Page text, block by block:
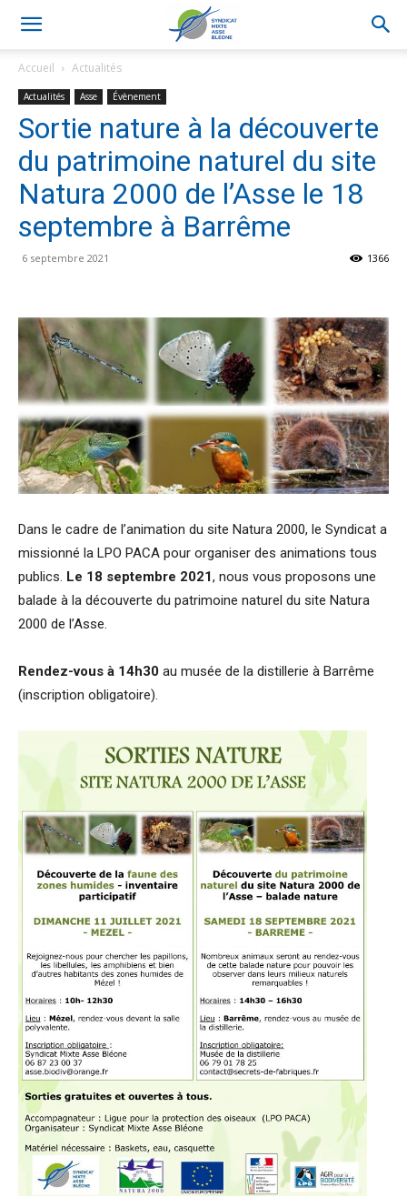
Accueil Actualités
Actualités Asse Évènement
Sortie nature à la découverte
du patrimoine naturel du site
Natura 2000 de l’Asse le 18
septembre à Barrême
6 septembre 2021 1366
Dans le cadre de l’animation du site Natura 2000, le Syndicat a
missionné la LPO PACA pour organiser des animations tous
publics. Le 18 septembre 2021, nous vous proposons une
balade à la découverte du patrimoine naturel du site Natura
2000 de l’Asse.
Rendez-vous à 14h30 au musée de la distillerie à Barrême
(inscription obligatoire).